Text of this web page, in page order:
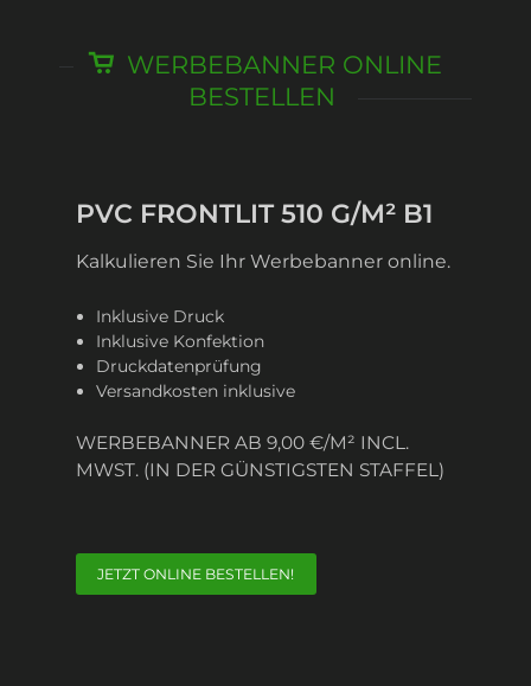
WERBEBANNER ONLINE
BESTELLEN
PVC FRONTLIT 510 G/M² B1
Kalkulieren Sie Ihr Werbebanner online.
Inklusive Druck
Inklusive Konfektion
Druckdatenprüfung
Versandkosten inklusive
WERBEBANNER AB 9,00 €/M² INCL.
MWST. (IN DER GÜNSTIGSTEN STAFFEL)
JETZT ONLINE BESTELLEN!